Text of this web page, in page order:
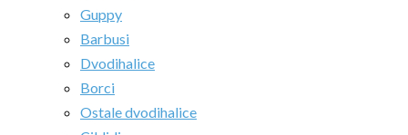
Guppy
Barbusi
Dvodihalice
Borci
Ostale dvodihalice